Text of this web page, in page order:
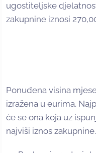
ugostiteljske
zakupnine iznosi
Ponuđena visina
izražena u eurima.
će se ona koja uz
najviši iznos zakupnine.